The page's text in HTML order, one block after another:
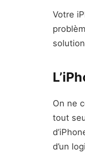
Votre
On ne
tout
d’un